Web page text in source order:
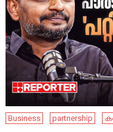
Business partnership